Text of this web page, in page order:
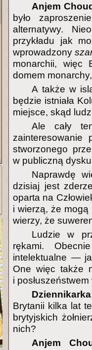
Anjem
było
alternatywy.
przykładu jak
wprowadzony
monarchii, więc
domem
A także w
będzie istniała
miejsce, skąd
Ale cały
zainteresowanie
stworzonego
w publiczną
Naprawdę
dzisiaj jest
oparta na
i wierzą, że
wierzy, że
Ludzie w
rękami.
intelektualne —
One więc także
i
Dziennikarka
Brytanii kilka lat
brytyjskich
nich?
Anjem